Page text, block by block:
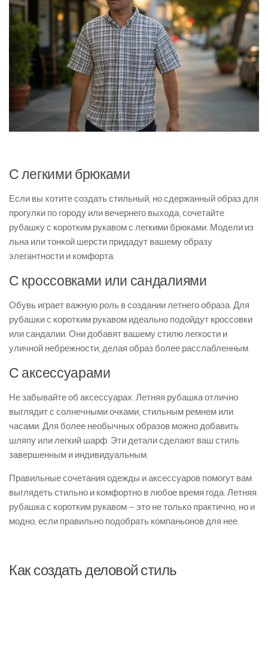
С легкими брюками
Если вы хотите создать стильный, но сдержанный образ для
прогулки по городу или вечернего выхода, сочетайте
рубашку с коротким рукавом с легкими брюками. Модели из
льна или тонкой шерсти придадут вашему образу
элегантности и комфорта.
С кроссовками или сандалиями
Обувь играет важную роль в создании летнего образа. Для
рубашки с коротким рукавом идеально подойдут кроссовки
или сандалии. Они добавят вашему стилю легкости и
уличной небрежности, делая образ более расслабленным.
С аксессуарами
Не забывайте об аксессуарах. Летняя рубашка отлично
выглядит с солнечными очками, стильным ремнем или
часами. Для более необычных образов можно добавить
шляпу или легкий шарф. Эти детали сделают ваш стиль
завершенным и индивидуальным.
Правильные сочетания одежды и аксессуаров помогут вам
выглядеть стильно и комфортно в любое время года. Летняя
рубашка с коротким рукавом – это не только практично, но и
модно, если правильно подобрать компаньонов для нее.
Как создать деловой стиль